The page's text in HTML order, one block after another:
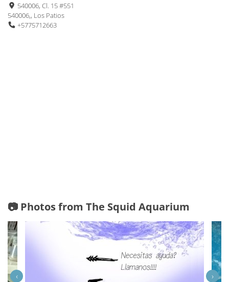
540006, Cl. 15 #551
540006,, Los Patios
+5775712663
📷 Photos from The Squid Aquarium
‹ ›